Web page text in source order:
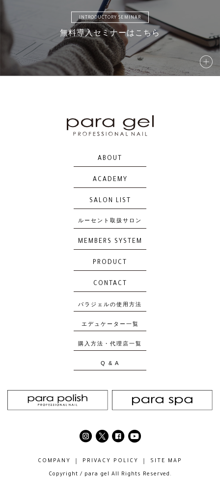
INTRODUCTORY SEMINAR
無料導入セミナーはこちら
ABOUT
ACADEMY
SALON LIST
ルーセント取扱サロン
MEMBERS SYSTEM
PRODUCT
CONTACT
パラジェルの使用方法
エデュケーター一覧
購入方法・代理店一覧
Q & A
COMPANY PRIVACY POLICY SITE MAP
Copyright / para gel All Rights Reserved.